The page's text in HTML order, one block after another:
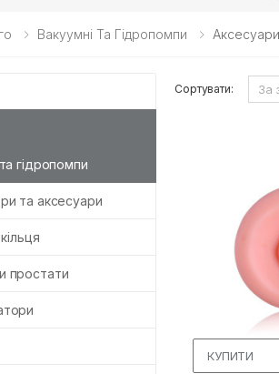
Вакуумні Та Гідропомпи
гідропомпи
та аксесуари
простати
Сортувати:
КУПИТИ